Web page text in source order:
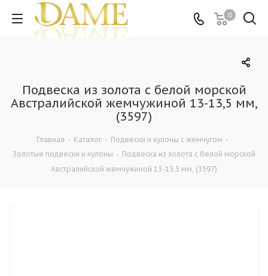
0
Подвеска из золота с белой морской
Австралийской жемчужиной 13-13,5 мм,
(3597)
Главная - Каталог - Подвески и кулоны с жемчугом -
Золотые подвески и кулоны - Подвеска из золота с белой морской
Австралийской жемчужиной 13-13,5 мм, (3597)